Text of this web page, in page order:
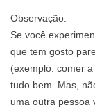
Observação:
Se você
que tem gosto
(exemplo: comer
tudo bem. Mas,
uma outra pessoa